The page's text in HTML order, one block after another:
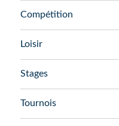
Compétition
Loisir
Stages
Tournois